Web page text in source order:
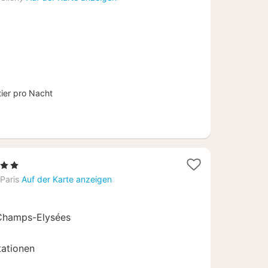
pro Nacht
Paris Auf der Karte anzeigen
Elysées